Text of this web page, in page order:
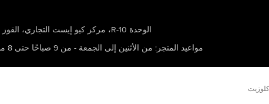
الوحدة R-10، مركز كيو إيست التجاري، القوز 3 دبي ، الإمارات العربية المتحدة 502626
مواعيد المتجر : من الأثنين إلى الجمعة - من 9 صباحًا حتى 8 مساءًا،